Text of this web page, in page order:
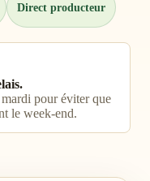
Direct producteur
pour éviter que
le week-end.